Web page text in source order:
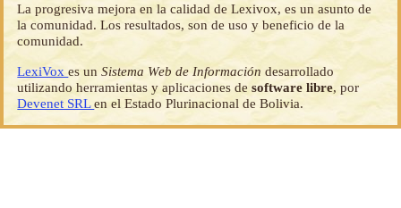
La progresiva mejora en la calidad de Lexivox, es un asunto de
la comunidad. Los resultados, son de uso y beneficio de la
comunidad.
LexiVoxes unSistema Web de Información desarrollado
utilizando herramientas y aplicaciones desoftware libre, por
Devenet SRLen el Estado Plurinacional de Bolivia.